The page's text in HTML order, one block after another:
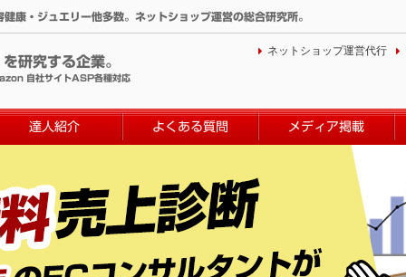
康・ジュエリー他多数。ネットショップ運営の総合研究所。
研究する企業。
自社サイトASP各種対応
ネットショップ運営代行
達人紹介 よくある質問 メディア掲載